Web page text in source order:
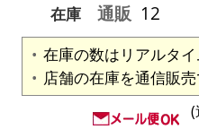
在庫
通販 12
在庫の数はリアルタイ
店舗の在庫を通信販売
(